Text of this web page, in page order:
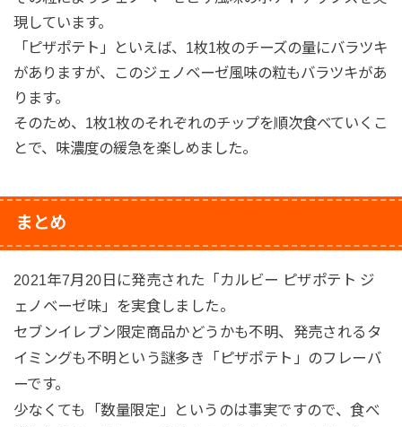
現しています。
「ピザポテト」といえば、1枚1枚のチーズの量にバラツキ
がありますが、このジェノベーゼ風味の粒もバラツキがあ
ります。
そのため、1枚1枚のそれぞれのチップを順次食べていくこ
とで、味濃度の緩急を楽しめました。
まとめ
2021年7月20日に発売された「カルビー ピザポテト ジ
ェノベーゼ味」を実食しました。
セブンイレブン限定商品かどうかも不明、発売されるタ
イミングも不明という謎多き「ピザポテト」のフレーバ
ーです。
少なくても「数量限定」というのは事実ですので、食べ